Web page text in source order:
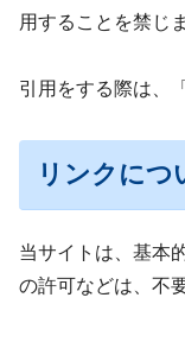
用することを禁じ
引用をする際は、
リンクにつ
当サイトは、基本
の許可などは、不